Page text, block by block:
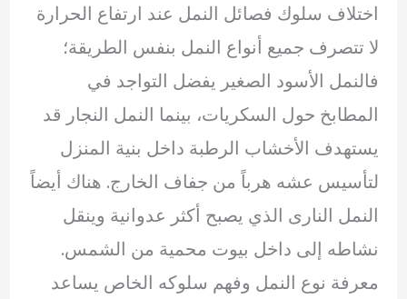
اختلاف سلوك فصائل النمل عند ارتفاع الحرارة
لا تتصرف جميع أنواع النمل بنفس الطريقة؛
فالنمل الأسود الصغير يفضل التواجد في
المطابخ حول السكريات، بينما النمل النجار قد
يستهدف الأخشاب الرطبة داخل بنية المنزل
لتأسيس عشه هرباً من جفاف الخارج. هناك أيضاً
النمل النارى الذي يصبح أكثر عدوانية وينقل
نشاطه إلى داخل بيوت محمية من الشمس.
معرفة نوع النمل وفهم سلوكه الخاص يساعد